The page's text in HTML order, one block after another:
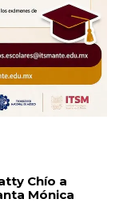
Chío a
Mónica